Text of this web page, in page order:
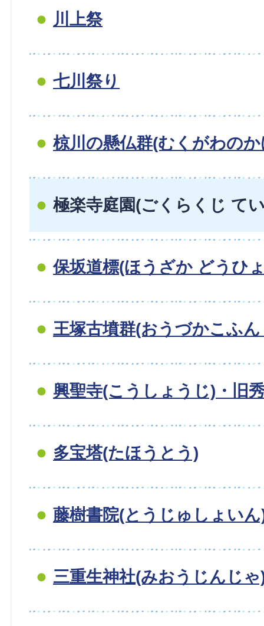
川上祭
七川祭り
椋川の懸仏群(むくがわの
極楽寺庭園(ごくらくじ て
保坂道標(ほうざか どうひ
王塚古墳群(おうづかこふ
興聖寺(こうしょうじ)・旧
多宝塔(たほうとう)
藤樹書院(とうじゅしょいん
三重生神社(みおうじんじゃ